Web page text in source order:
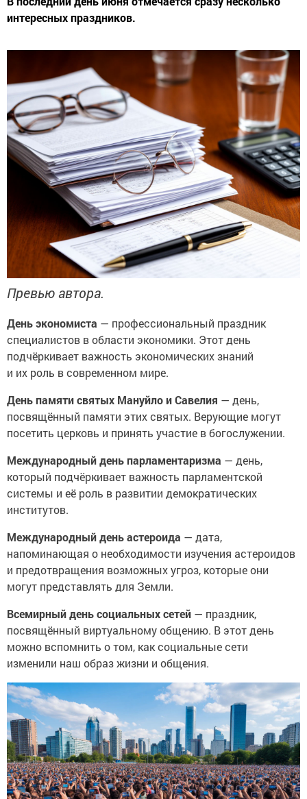
интересных праздников.
Превью автора.
День экономиста — профессиональный праздник
специалистов в области экономики. Этот день
подчёркивает важность экономических знаний
и их роль в современном мире.
День памяти святых Мануйло и Савелия — день,
посвящённый памяти этих святых. Верующие могут
посетить церковь и принять участие в богослужении.
Международный день парламентаризма — день,
который подчёркивает важность парламентской
системы и её роль в развитии демократических
институтов.
Международный день астероида — дата,
напоминающая о необходимости изучения астероидов
и предотвращения возможных угроз, которые они
могут представлять для Земли.
Всемирный день социальных сетей — праздник,
посвящённый виртуальному общению. В этот день
можно вспомнить о том, как социальные сети
изменили наш образ жизни и общения.